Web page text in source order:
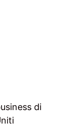
di